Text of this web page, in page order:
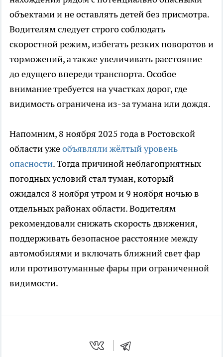
объектами и не оставлять детей без присмотра.
Водителям следует строго соблюдать
скоростной режим, избегать резких поворотов и
торможений, а также увеличивать расстояние
до едущего впереди транспорта. Особое
внимание требуется на участках дорог, где
видимость ограничена из-за тумана или дождя.
Напомним, 8 ноября 2025 года в Ростовской
области ужеобъявляли жёлтый уровень
опасности. Тогда причиной неблагоприятных
погодных условий стал туман, который
ожидался 8 ноября утром и 9 ноября ночью в
отдельных районах области. Водителям
рекомендовали снижать скорость движения,
поддерживать безопасное расстояние между
автомобилями и включать ближний свет фар
или противотуманные фары при ограниченной
видимости.